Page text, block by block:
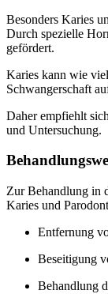
Besonders Karies
Durch spezielle
gefördert.
Karies kann wie
Schwangerschaft
Daher empfiehlt
und Untersuchung.
Zur Behandlung in
Karies und
Entfernung
Beseitigung
Behandlung